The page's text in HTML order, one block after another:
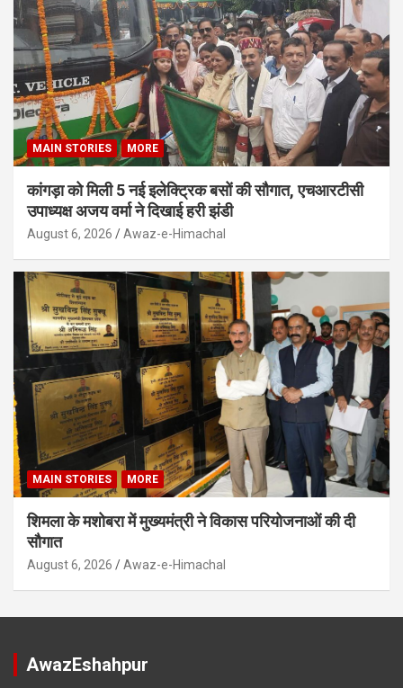
MAIN STORIES MORE
कांगड़ा को मिली 5 नई इलेक्ट्रिक बसों की सौगात, एचआरटीसी
उपाध्यक्ष अजय वर्मा ने दिखाई हरी झंडी
August 6, 2026 Awaz-e-Himachal
MAIN STORIES MORE
शिमला के मशोबरा में मुख्यमंत्री ने विकास परियोजनाओं की दी
सौगात
August 6, 2026 Awaz-e-Himachal
AwazEshahpur